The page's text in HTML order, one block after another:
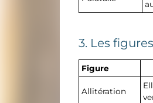
3. Les
Figure
Allitération